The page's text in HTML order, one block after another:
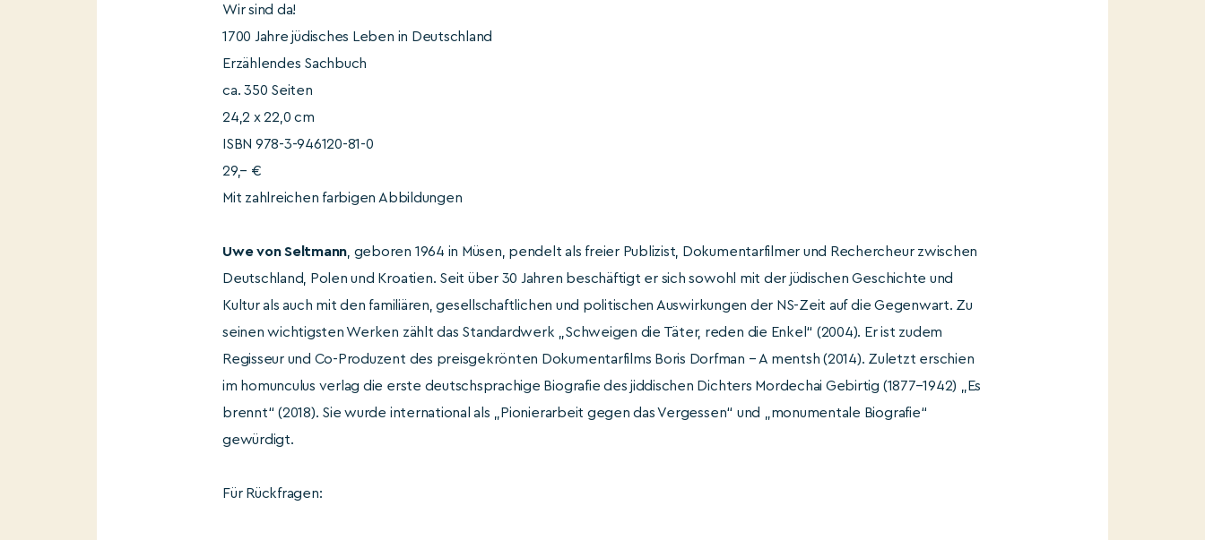
Wir sind da!
1700 Jahre jüdisches Leben in Deutschland
Erzählendes Sachbuch
ca. 350 Seiten
24,2 x 22,0 cm
ISBN 978-3-946120-81-0
29,– €
Mit zahlreichen farbigen Abbildungen
Uwe von Seltmann, geboren 1964 in Müsen, pendelt als freier Publizist, Dokumentarfilmer und Rechercheur zwischen
Deutschland, Polen und Kroatien. Seit über 30 Jahren beschäftigt er sich sowohl mit der jüdischen Geschichte und
Kultur als auch mit den familiären, gesellschaftlichen und politischen Auswirkungen der NS-Zeit auf die Gegenwart. Zu
seinen wichtigsten Werken zählt das Standardwerk „Schweigen die Täter, reden die Enkel“ (2004). Er ist zudem
Regisseur und Co-Produzent des preisgekrönten Dokumentarfilms Boris Dorfman – A mentsh (2014). Zuletzt erschien
im homunculus verlag die erste deutschsprachige Biografie des jiddischen Dichters Mordechai Gebirtig (1877–1942) „Es
brennt“ (2018). Sie wurde international als „Pionierarbeit gegen das Vergessen“ und „monumentale Biografie“
gewürdigt.
Für Rückfragen: